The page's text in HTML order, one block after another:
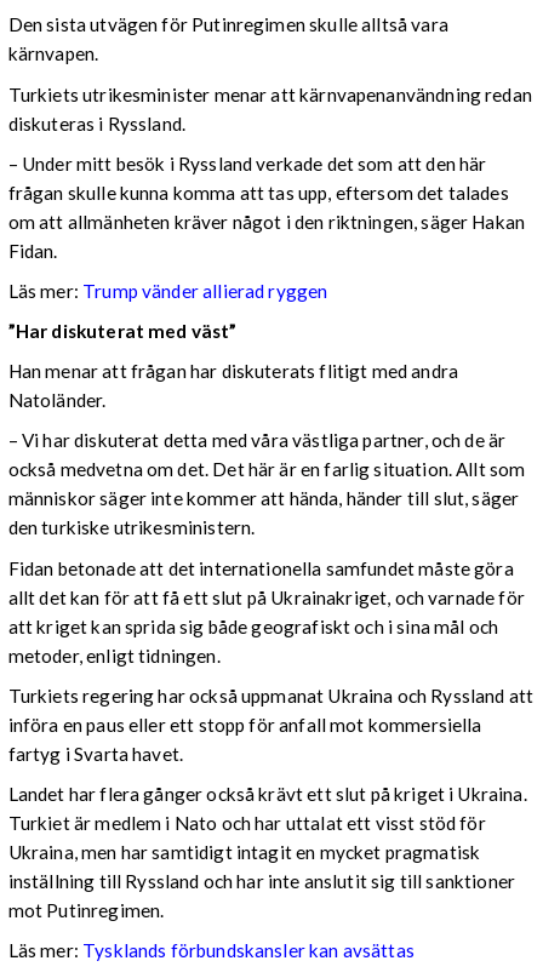
Den sista utvägen för Putinregimen skulle alltså vara
kärnvapen.
Turkiets utrikesminister menar att kärnvapenanvändning redan
diskuteras i Ryssland.
– Under mitt besök i Ryssland verkade det som att den här
frågan skulle kunna komma att tas upp, eftersom det talades
om att allmänheten kräver något i den riktningen, säger Hakan
Fidan.
Läs mer: Trump vänder allierad ryggen
”Har diskuterat med väst”
Han menar att frågan har diskuterats flitigt med andra
Natoländer.
– Vi har diskuterat detta med våra västliga partner, och de är
också medvetna om det. Det här är en farlig situation. Allt som
människor säger inte kommer att hända, händer till slut, säger
den turkiske utrikesministern.
Fidan betonade att det internationella samfundet måste göra
allt det kan för att få ett slut på Ukrainakriget, och varnade för
att kriget kan sprida sig både geografiskt och i sina mål och
metoder, enligt tidningen.
Turkiets regering har också uppmanat Ukraina och Ryssland att
införa en paus eller ett stopp för anfall mot kommersiella
fartyg i Svarta havet.
Landet har flera gånger också krävt ett slut på kriget i Ukraina.
Turkiet är medlem i Nato och har uttalat ett visst stöd för
Ukraina, men har samtidigt intagit en mycket pragmatisk
inställning till Ryssland och har inte anslutit sig till sanktioner
mot Putinregimen.
Läs mer: Tysklands förbundskansler kan avsättas